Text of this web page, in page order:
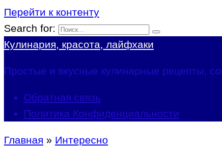
Перейти к контенту
Search for:
Кулинария, красота, лайфхаки
Простые и вкусные кулинарные рецепты,
Обратная связь
Политика Конфиденциальности
Главная » Интересно